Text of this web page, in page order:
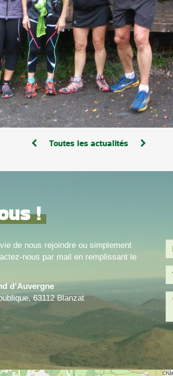
Toutes les actualités
!
de nous rejoindre ou simplement
nous par mail en remplissant le
d’Auvergne
63112 Blanzat